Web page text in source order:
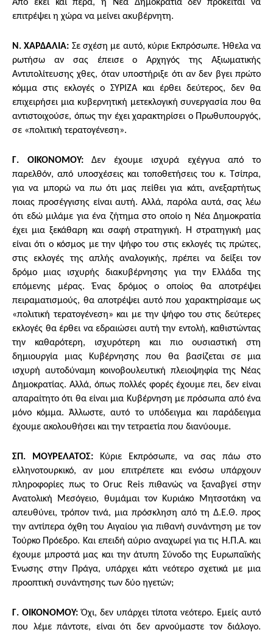
Από εκεί και πέρα, η Νέα Δημοκρατία δεν πρόκειται να
επιτρέψει η χώρα να μείνει ακυβέρνητη.
Ν. ΧΑΡΔΑΛΙΑ: Σε σχέση με αυτό, κύριε Εκπρόσωπε. Ήθελα να
ρωτήσω αν σας έπεισε ο Αρχηγός της Αξιωματικής
Αντιπολίτευσης χθες, όταν υποστήριξε ότι αν δεν βγει πρώτο
κόμμα στις εκλογές ο ΣΥΡΙΖΑ και έρθει δεύτερος, δεν θα
επιχειρήσει μια κυβερνητική μετεκλογική συνεργασία που θα
αντιστοιχούσε, όπως την έχει χαρακτηρίσει ο Πρωθυπουργός,
σε «πολιτική τερατογένεση».
Γ. ΟΙΚΟΝΟΜΟΥ:Δεν έχουμε ισχυρά εχέγγυα από το
παρελθόν, από υποσχέσεις και τοποθετήσεις του κ. Τσίπρα,
για να μπορώ να πω ότι μας πείθει για κάτι, ανεξαρτήτως
ποιας προσέγγισης είναι αυτή. Αλλά, παρόλα αυτά, σας λέω
ότι εδώ μιλάμε για ένα ζήτημα στο οποίο η Νέα Δημοκρατία
έχει μια ξεκάθαρη και σαφή στρατηγική. Η στρατηγική μας
είναι ότι ο κόσμος με την ψήφο του στις εκλογές τις πρώτες,
στις εκλογές της απλής αναλογικής, πρέπει να δείξει τον
δρόμο μιας ισχυρής διακυβέρνησης για την Ελλάδα της
επόμενης μέρας. Ένας δρόμος ο οποίος θα αποτρέψει
πειραματισμούς, θα αποτρέψει αυτό που χαρακτηρίσαμε ως
«πολιτική τερατογένεση» και με την ψήφο του στις δεύτερες
εκλογές θα έρθει να εδραιώσει αυτή την εντολή, καθιστώντας
την καθαρότερη, ισχυρότερη και πιο ουσιαστική στη
δημιουργία μιας Κυβέρνησης που θα βασίζεται σε μια
ισχυρή αυτοδύναμη κοινοβουλευτική πλειοψηφία της Νέας
Δημοκρατίας. Αλλά, όπως πολλές φορές έχουμε πει, δεν είναι
απαραίτητο ότι θα είναι μια Κυβέρνηση με πρόσωπα από ένα
μόνο κόμμα. Άλλωστε, αυτό το υπόδειγμα και παράδειγμα
έχουμε ακολουθήσει και την τετραετία που διανύουμε.
ΣΠ. ΜΟΥΡΕΛΑΤΟΣ:
Κύριε Εκπρόσωπε, να σας πάω στο
ελληνοτουρκικό, αν μου επιτρέπετε και ενόσω υπάρχουν
πληροφορίες πως το Oruc Reis πιθανώς να ξαναβγεί στην
Ανατολική Μεσόγειο, θυμάμαι τον Κυριάκο Μητσοτάκη να
απευθύνει, τρόπον τινά, μια πρόσκληση από τη Δ.Ε.Θ. προς
την αντίπερα όχθη του Αιγαίου για πιθανή συνάντηση με τον
Τούρκο Πρόεδρο. Και επειδή αύριο αναχωρεί για τις Η.Π.Α. και
έχουμε μπροστά μας και την άτυπη Σύνοδο της Ευρωπαϊκής
Ένωσης στην Πράγα, υπάρχει κάτι νεότερο σχετικά με μια
προοπτική συνάντησης των δύο ηγετών;
Γ. ΟΙΚΟΝΟΜΟΥ:Όχι, δεν υπάρχει τίποτα νεότερο. Εμείς αυτό
που λέμε πάντοτε, είναι ότι δεν αρνούμαστε τον διάλογο.